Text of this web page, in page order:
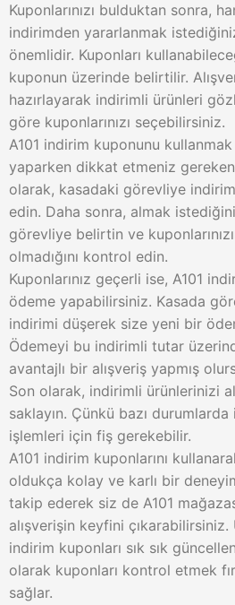
Kuponlarınızı bulduktan sonra,
indirimden yararlanmak
önemlidir. Kuponları
kuponun üzerinde belirtilir.
hazırlayarak indirimli ürünleri
göre kuponlarınızı seçebilirsiniz.
A101 indirim kuponunu
yaparken dikkat etmeniz gereken
olarak, kasadaki görevliye indirim
edin. Daha sonra, almak
görevliye belirtin ve
olmadığını kontrol edin.
Kuponlarınız geçerli ise, A101
ödeme yapabilirsiniz. Kasada
indirimi düşerek size yeni bir
Ödemeyi bu indirimli tutar
avantajlı bir alışveriş yapmış
Son olarak, indirimli ürünlerinizi
saklayın. Çünkü bazı
işlemleri için fiş gerekebilir.
A101 indirim kuponlarını
oldukça kolay ve karlı bir
takip ederek siz de A101
alışverişin keyfini çıkarabilirsiniz.
indirim kuponları sık sık
olarak kuponları kontrol etmek
sağlar.